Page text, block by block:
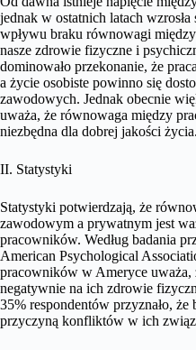
jednak w ostatnich latach
wpływu braku równowagi
nasze zdrowie fizyczne i
dominowało przekonanie, że
a życie osobiste powinno się
zawodowych. Jednak obecnie
uważa, że równowaga między
niezbędna dla dobrej jakości życia.
II. Statystyki
Statystyki potwierdzają, że
zawodowym a prywatnym jest
pracowników. Według badania
American Psychological
pracowników w Ameryce uważa,
negatywnie na ich zdrowie
35% respondentów przyznało,
przyczyną konfliktów w ich